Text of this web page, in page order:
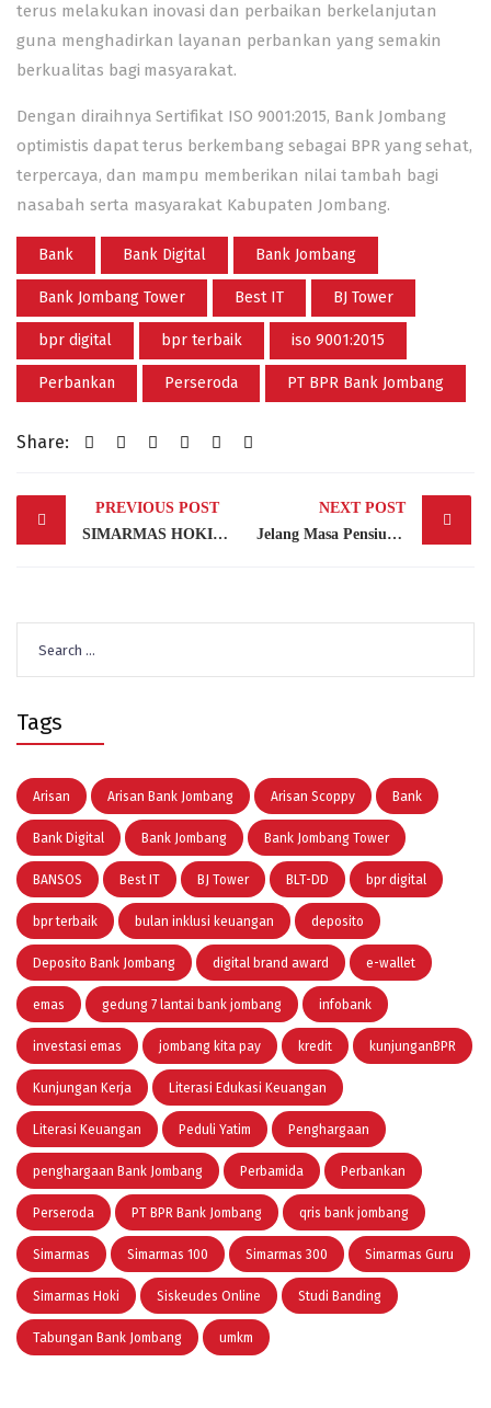
terus melakukan inovasi dan perbaikan berkelanjutan
guna menghadirkan layanan perbankan yang semakin
berkualitas bagi masyarakat.
Dengan diraihnya Sertifikat ISO 9001:2015, Bank Jombang
optimistis dapat terus berkembang sebagai BPR yang sehat,
terpercaya, dan mampu memberikan nilai tambah bagi
nasabah serta masyarakat Kabupaten Jombang.
Bank Bank Digital Bank Jombang
Bank Jombang Tower Best IT BJ Tower
bpr digital bpr terbaik iso 9001:2015
Perbankan Perseroda PT BPR Bank Jombang
Share:
Post
navigation
PREVIOUS POST
SIMARMAS HOKI BANK JOMBANG BATCH II RESMI DIBUKA, Hadirkan Mobil Hybrid BYD M6 DM
NEXT POST
Jelang Masa Pensiun, Ini Dia 5 (Lima) Persiapan Finansial yang Perlu Dilakukan
for:
Tags
Arisan Arisan Bank Jombang Arisan Scoppy Bank
Bank Digital Bank Jombang Bank Jombang Tower
BANSOS Best IT BJ Tower BLT-DD bpr digital
bpr terbaik bulan inklusi keuangan deposito
Deposito Bank Jombang digital brand award e-wallet
emas gedung 7 lantai bank jombang infobank
investasi emas jombang kita pay kredit kunjunganBPR
Kunjungan Kerja Literasi Edukasi Keuangan
Literasi Keuangan Peduli Yatim Penghargaan
penghargaan Bank Jombang Perbamida Perbankan
Perseroda PT BPR Bank Jombang qris bank jombang
Simarmas Simarmas 100 Simarmas 300 Simarmas Guru
Simarmas Hoki Siskeudes Online Studi Banding
Tabungan Bank Jombang umkm